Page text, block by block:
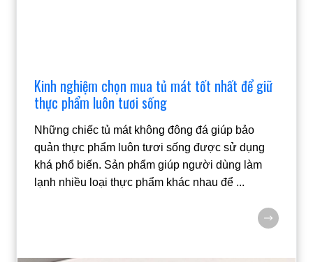
Kinh nghiệm chọn mua tủ mát tốt nhất để giữ
thực phẩm luôn tươi sống
Những chiếc tủ mát không đông đá giúp bảo
quản thực phẩm luôn tươi sống được sử dụng
khá phổ biến. Sản phẩm giúp người dùng làm
lạnh nhiều loại thực phẩm khác nhau để ...